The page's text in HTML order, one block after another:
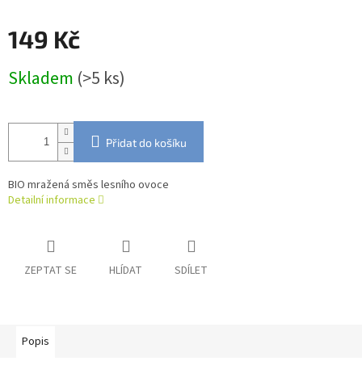
149 Kč
cena:
Skladem (>5 ks)
Přidat do košíku
BIO mražená směs lesního ovoce
Detailní informace
ZEPTAT SE HLÍDAT SDÍLET
Popis